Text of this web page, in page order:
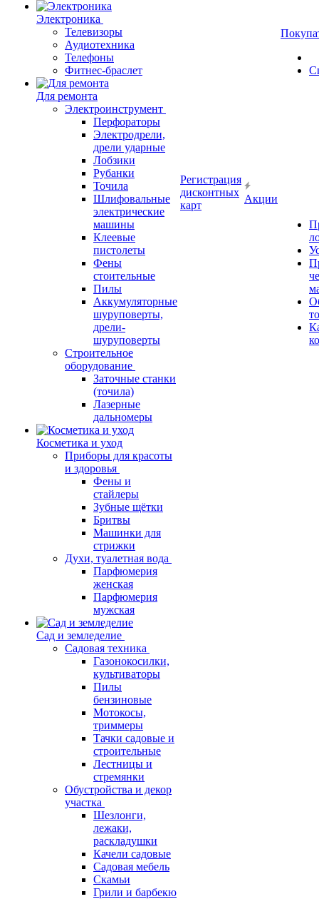
Электроника
Телевизоры
Аудиотехника
Телефоны
Фитнес-браслет
Для ремонта
Электроинструмент
Перфораторы
Электродрели,
дрели ударные
Лобзики
Рубанки
Точила
Шлифовальные
электрические
машины
Клеевые
пистолеты
Фены
стоительные
Пилы
Аккумуляторные
шуруповерты,
дрели-
шуруповерты
Строительное
оборудование
Заточные станки
(точила)
Лазерные
дальномеры
Косметика и уход
Приборы для красоты
и здоровья
Фены и
стайлеры
Зубные щётки
Бритвы
Машинки для
стрижки
Духи, туалетная вода
Парфюмерия
женская
Парфюмерия
мужская
Сад и земледелие
Садовая техника
Газонокосилки,
культиваторы
Пилы
бензиновые
Мотокосы,
триммеры
Тачки садовые и
строительные
Лестницы и
стремянки
Обустройства и декор
участка
Шезлонги,
лежаки,
раскладушки
Качели садовые
Садовая мебель
Скамьи
Грили и барбекю
Регистрация
дисконтных
карт
Акции